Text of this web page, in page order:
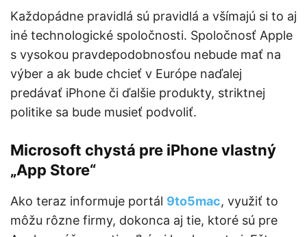
Každopádne pravidlá sú pravidlá a všímajú si to aj
iné technologické spoločnosti. Spoločnosť Apple
s vysokou pravdepodobnosťou nebude mať na
výber a ak bude chcieť v Európe naďalej
predávať iPhone či ďalšie produkty, striktnej
politike sa bude musieť podvoliť.
Microsoft chystá pre iPhone vlastný
„App Store“
Ako teraz informuje portál 9to5mac, využiť to
môžu rôzne firmy, dokonca aj tie, ktoré sú pre